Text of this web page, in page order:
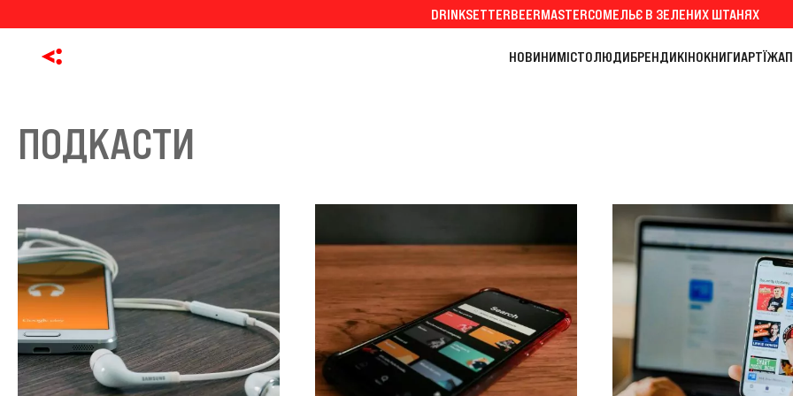
DRINKSETTERBEERMASTERСОМЕЛЬЄ В ЗЕЛЕНИХ ШТАНЯХ
НОВИНИМІСТОЛЮДИБРЕНДИКІНОКНИГИАРТЇЖА
ПОДКАСТИ